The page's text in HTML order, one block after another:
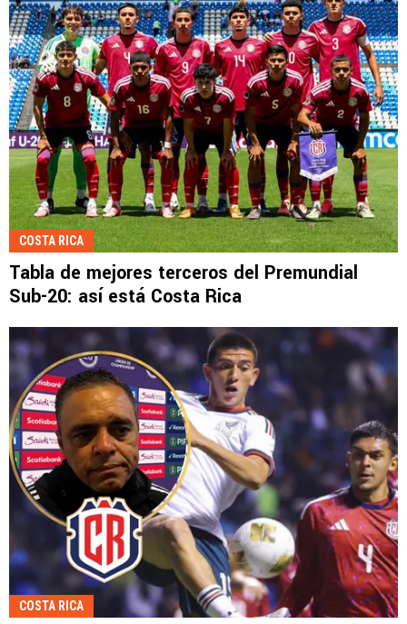
COSTA RICA
Tabla de mejores terceros del Premundial
Sub-20: así está Costa Rica
COSTA RICA